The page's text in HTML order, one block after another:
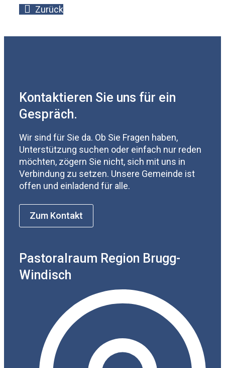
Zurück
Kontaktieren Sie uns für ein
Gespräch.
Wir sind für Sie da. Ob Sie Fragen haben,
Unterstützung suchen oder einfach nur reden
möchten, zögern Sie nicht, sich mit uns in
Verbindung zu setzen. Unsere Gemeinde ist
offen und einladend für alle.
Zum Kontakt
Pastoralraum Region Brugg-
Windisch